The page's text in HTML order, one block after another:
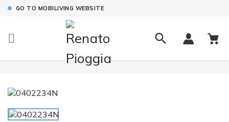
GO TO MOBILIVING WEBSITE
